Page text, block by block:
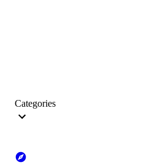
Categories